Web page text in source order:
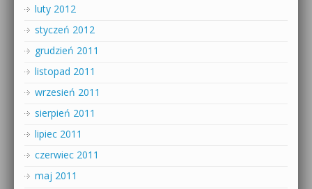
luty 2012
styczeń 2012
grudzień 2011
listopad 2011
wrzesień 2011
sierpień 2011
lipiec 2011
czerwiec 2011
maj 2011